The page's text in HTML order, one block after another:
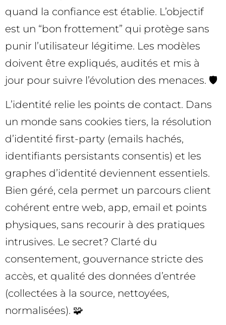
quand la confiance est établie. L’objectif
est un “bon frottement” qui protège sans
punir l’utilisateur légitime. Les modèles
doivent être expliqués, audités et mis à
jour pour suivre l’évolution des menaces. 🛡️
L’identité relie les points de contact. Dans
un monde sans cookies tiers, la résolution
d’identité first-party (emails hachés,
identifiants persistants consentis) et les
graphes d’identité deviennent essentiels.
Bien géré, cela permet un parcours client
cohérent entre web, app, email et points
physiques, sans recourir à des pratiques
intrusives. Le secret? Clarté du
consentement, gouvernance stricte des
accès, et qualité des données d’entrée
(collectées à la source, nettoyées,
normalisées). 🧩